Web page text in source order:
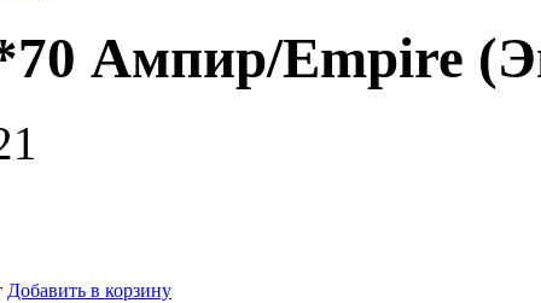
Ампир/Empire
Добавить в корзину